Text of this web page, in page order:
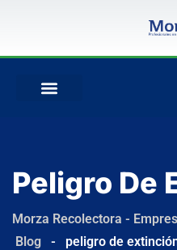
Peligro De
Morza Recolectora -
Blog
- peligro de